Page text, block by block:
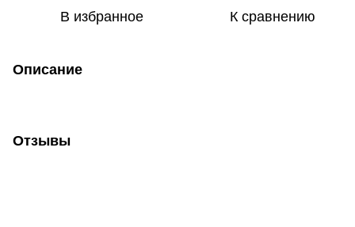
В избранное К сравнению
Описание
Отзывы